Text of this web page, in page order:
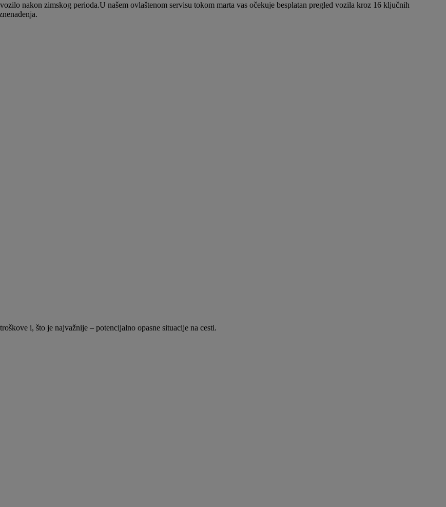
nakon zimskog perioda.U našem ovlaštenom servisu tokom marta vas očekuje besplatan pregled vozila kroz 16 ključnih
i, što je najvažnije – potencijalno opasne situacije na cesti.